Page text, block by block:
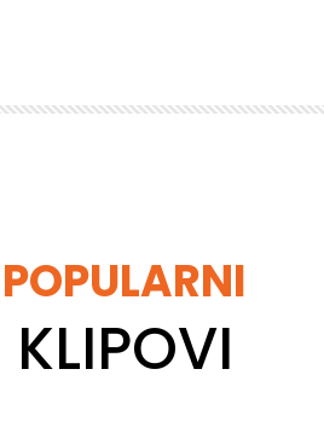
POPULARNI
KLIPOVI